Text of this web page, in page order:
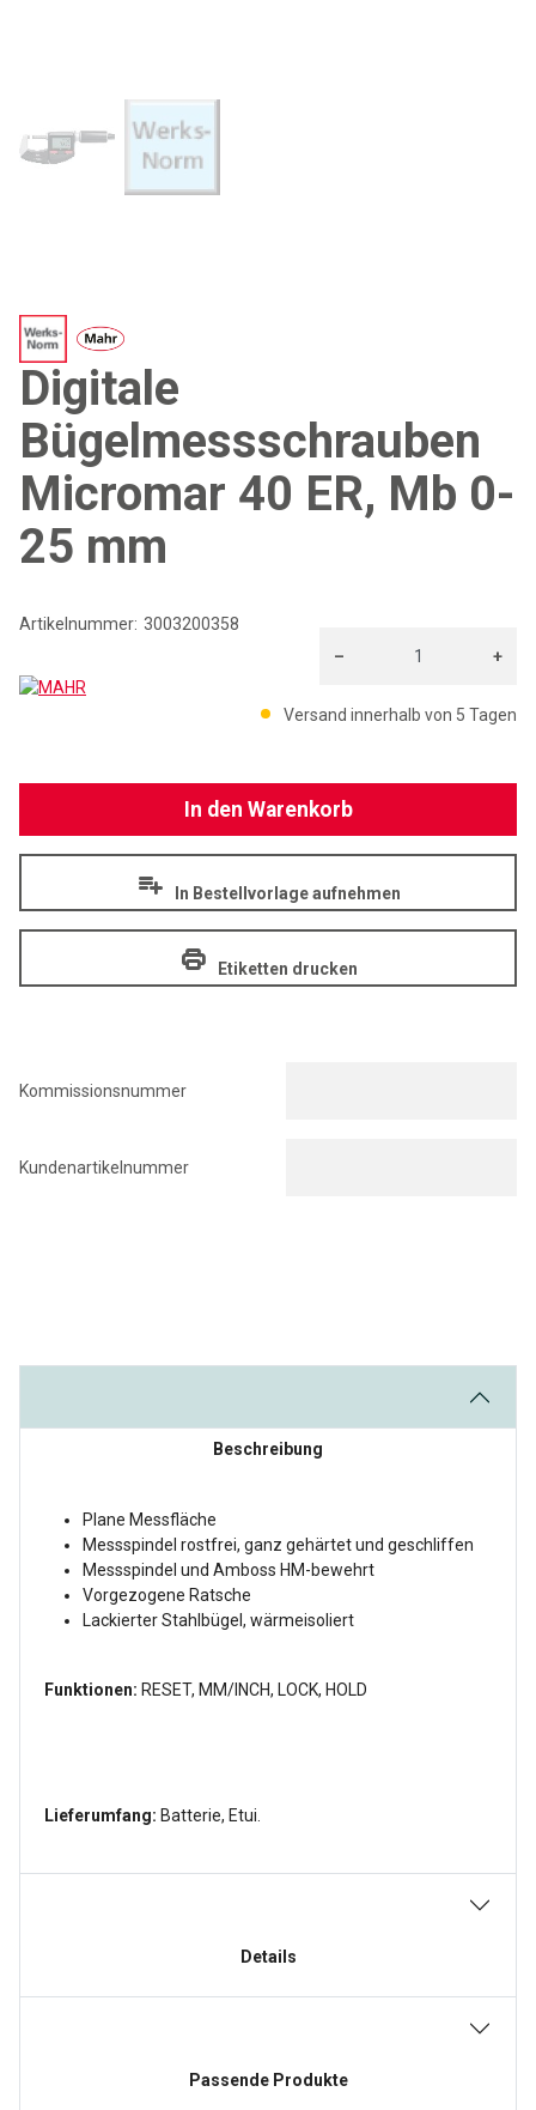
Digitale
Bügelmessschrauben
Micromar 40 ER, Mb 0-
25 mm
Artikelnummer: 3003200358
Versand innerhalb von 5 Tagen
Kommissionsnummer
Kundenartikelnummer
– +
In den Warenkorb
In Bestellvorlage aufnehmen
Etiketten drucken
Beschreibung
Plane Messfläche
Messspindel rostfrei, ganz gehärtet und geschliffen
Messspindel und Amboss HM-bewehrt
Vorgezogene Ratsche
Lackierter Stahlbügel, wärmeisoliert
Funktionen: RESET, MM/INCH, LOCK, HOLD
Lieferumfang: Batterie, Etui.
Details
Passende Produkte